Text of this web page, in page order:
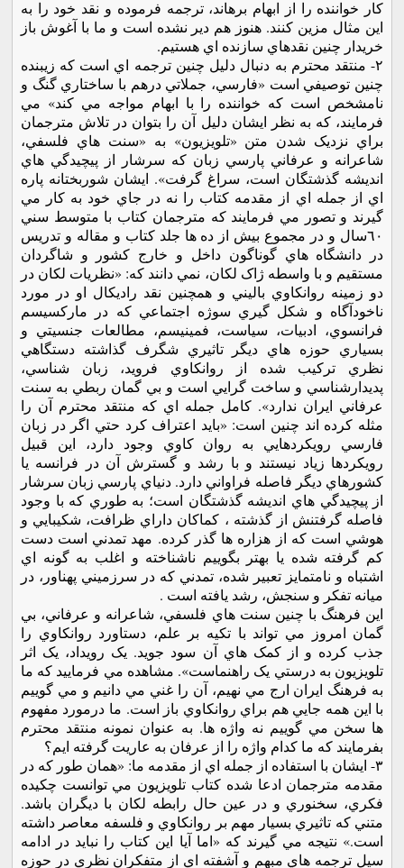
کار خواننده را از ابهام برهاند، ترجمه فرموده و نقد خود را به
اين مثال مزين کنند. هنوز هم دير نشده است و ما با آغوش باز
خريدار چنين نقدهاي سازنده اي هستيم.
٢- منتقد محترم به دنبال دليل چنين ترجمه اي است که زيبنده
چنين توصيفي است «فارسي، جملاتي درهم با ساختاري گنگ و
نامشخص است که خواننده را با ابهام مواجه مي کند» مي
فرمايند، که به نظر ايشان دليل آن را بتوان در تلاش مترجمان
براي نزديک شدن متن «تلويزيون» به «سنت هاي فلسفي،
شاعرانه و عرفاني پارسي زبان که سرشار از پيچيدگي هاي
انديشه گذشتگان است، سراغ گرفت». ايشان شوربختانه پاره
اي از جمله اي از مقدمه کتاب را نه در جاي خود به کار مي
گيرند و تصور مي فرمايند که مترجمان کتاب با متوسط سني
٦٠سال و در مجموع بيش از ده ها جلد کتاب و مقاله و تدريس
در دانشگاه هاي گوناگون داخل و خارج کشور و شاگردان
مستقيم و با واسطه ژاک لکان، نمي دانند که: «نظريات لکان در
دو زمينه روانکاوي باليني و همچنين نقد راديکال او در مورد
ناخودآگاه و شکل گيري سوژه اجتماعي که در مارکسيسم
فرانسوي، ادبيات، سياست، فمينيسم، مطالعات جنسيتي و
بسياري حوزه هاي ديگر تاثيري شگرف گذاشته دستگاهي
نظري ترکيب شده از روانکاوي فرويد، زبان شناسي،
پديدارشناسي و ساخت گرايي است و بي گمان ربطي به سنت
عرفاني ايران ندارد». کامل جمله اي که منتقد محترم آن را
مثله کرده اند چنين است: «بايد اعتراف کرد حتي اگر در زبان
فارسي رويکردهايي به روان کاوي وجود دارد، اين قبيل
رويکردها زياد نيستند و با رشد و گسترش آن در فرانسه يا
کشورهاي ديگر فاصله فراواني دارد. دنياي پارسي زبان سرشار
از پيچيدگي هاي انديشه گذشتگان است؛ به طوري که با وجود
فاصله گرفتنش از گذشته ، کماکان داراي ظرافت، شکيبايي و
هوشي است که از هزاره ها گذر کرده. مهد تمدني است دست
کم گرفته شده يا بهتر بگوييم ناشناخته و اغلب به گونه اي
اشتباه و نامتمايز تعبير شده، تمدني که در سرزميني پهناور، در
ميانه تفکر و سنجش، رشد يافته است .
اين فرهنگ با چنين سنت هاي فلسفي، شاعرانه و عرفاني، بي
گمان امروز مي تواند با تکيه بر علم، دستاورد روانکاوي را
جذب کرده و از کمک هاي آن سود جويد. يک رويداد، يک اثر
تلويزيون به درستي يک راهنماست». مشاهده مي فرماييد که ما
به فرهنگ ايران ارج مي نهيم، آن را غني مي دانيم و مي گوييم
با اين همه جايي هم براي روانکاوي باز است. ما درمورد مفهوم
ها سخن مي گوييم نه واژه ها. به عنوان نمونه منتقد محترم
بفرمايند که ما کدام واژه را از عرفان به عاريت گرفته ايم؟
٣- ايشان با استفاده از جمله اي از مقدمه ما: «همان طور که در
مقدمه مترجمان ادعا شده کتاب تلويزيون مي توانست چکيده
فکري، سخنوري و در عين حال رابطه لکان با ديگران باشد.
متني که تاثيري بسيار مهم بر روانکاوي و فلسفه معاصر داشته
است.» نتيجه مي گيرند که «اما آيا اين کتاب را نبايد در ادامه
سيل ترجمه هاي مبهم و آشفته اي از متفکران نظري در حوزه